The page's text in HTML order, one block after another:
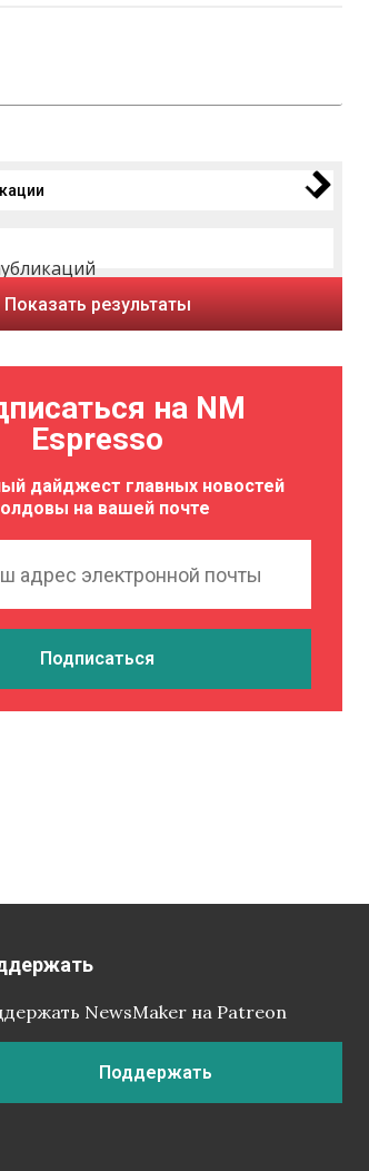
Показать результаты
на NM
Espresso
дайджест главных новостей
на вашей почте
NewsMaker на Patreon
Поддержать